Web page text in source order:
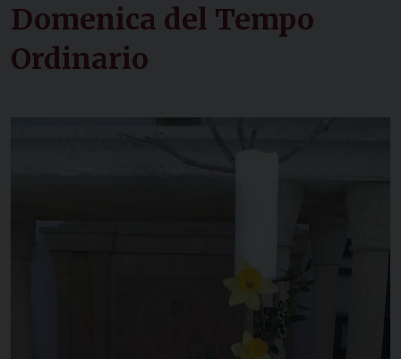
Domenica del Tempo
Ordinario